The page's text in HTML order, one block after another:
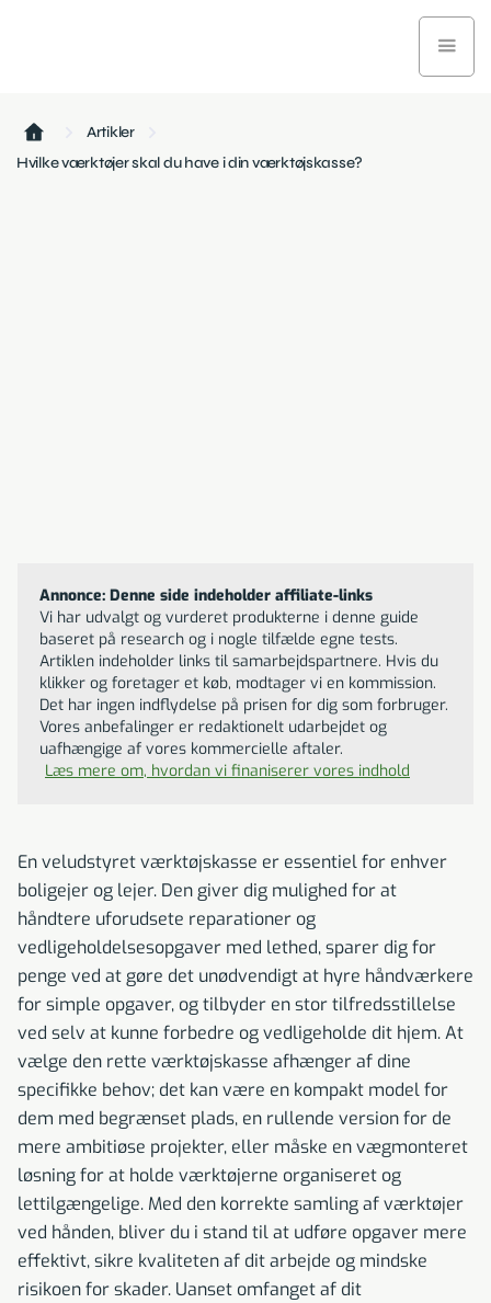
Artikler
Hvilke værktøjer skal du have i din værktøjskasse?
Annonce: Denne side indeholder affiliate-links
Vi har udvalgt og vurderet produkterne i denne guide
baseret på research og i nogle tilfælde egne tests.
Artiklen indeholder links til samarbejdspartnere. Hvis du
klikker og foretager et køb, modtager vi en kommission.
Det har ingen indflydelse på prisen for dig som forbruger.
Vores anbefalinger er redaktionelt udarbejdet og
uafhængige af vores kommercielle aftaler.
Læs mere om, hvordan vi finaniserer vores indhold
En veludstyret værktøjskasse er essentiel for enhver
boligejer og lejer. Den giver dig mulighed for at
håndtere uforudsete reparationer og
vedligeholdelsesopgaver med lethed, sparer dig for
penge ved at gøre det unødvendigt at hyre håndværkere
for simple opgaver, og tilbyder en stor tilfredsstillelse
ved selv at kunne forbedre og vedligeholde dit hjem. At
vælge den rette værktøjskasse afhænger af dine
specifikke behov; det kan være en kompakt model for
dem med begrænset plads, en rullende version for de
mere ambitiøse projekter, eller måske en vægmonteret
løsning for at holde værktøjerne organiseret og
lettilgængelige. Med den korrekte samling af værktøjer
ved hånden, bliver du i stand til at udføre opgaver mere
effektivt, sikre kvaliteten af dit arbejde og mindske
risikoen for skader. Uanset omfanget af dit